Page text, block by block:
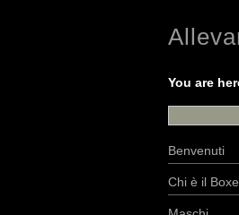
You are
Benvenuti
Chi è il